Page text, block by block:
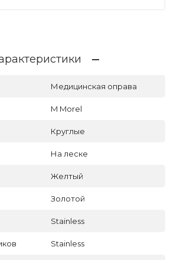
Медицинская оправа
M Morel
Круглые
На леске
Желтый
Золотой
Stainless
Stainless